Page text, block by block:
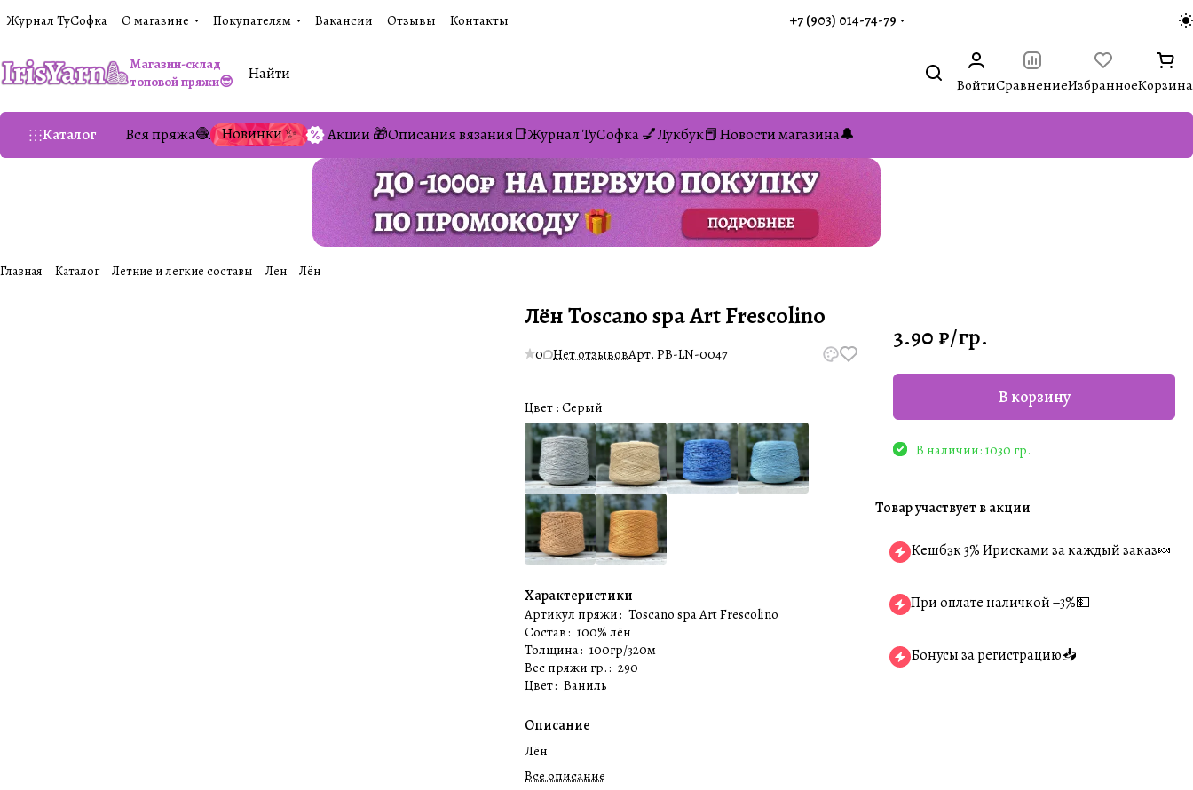
Журнал ТуСофка О магазине Покупателям Вакансии Отзывы Контакты +7 (903) 014-74-79‬
Магазин-склад
топовой пряжи😎
ВойтиСравнениеИзбранноеКорзина
Каталог Вся пряжа🧶 Новинки ✨ Акции 🎁Описания вязания📑Журнал ТуСофка 💅Лукбук📕Новости магазина🔔
Главная Каталог Летние и легкие составы Лен Лён
Лён Toscanо spa Art Frescolino
0 Нет отзывовАрт.PB-LN-0047
Цвет :Серый
Характеристики
Артикул пряжи: Toscanо spa Art Frescolino
Состав: 100% лён
Толщина: 100гр/320м
Вес пряжи гр.: 290
Цвет: Ваниль
Описание
Лён
Все описание
3.90 ₽/гр.
В корзину
В наличии: 1030 гр.
Товар участвует в акции
Кешбэк 3% Ирисками за каждый заказ🍬
При оплате наличкой −3%💵
Бонусы за регистрацию📥